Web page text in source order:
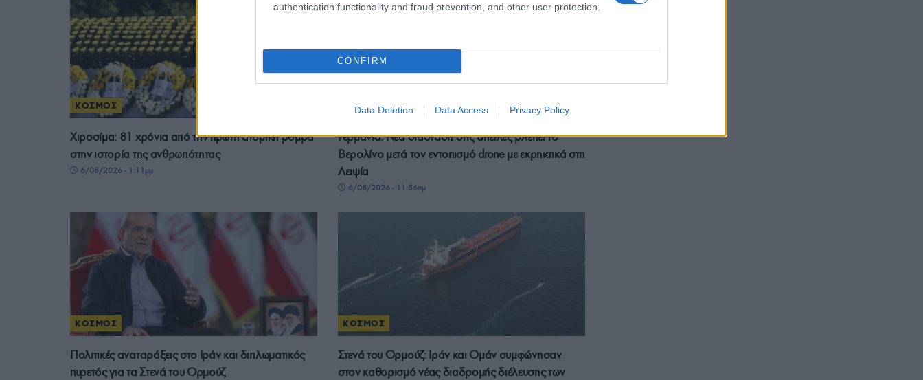
authentication functionality and fraud prevention, and other user protection.
CONFIRM
Data Deletion Data Access Privacy Policy
ΚΟΣΜΟΣ
Χιροσίμα: 81 χρόνια από την πρώτη ατομική βόμβα
στην ιστορία της ανθρωπότητας
6/08/2026 - 1:11μμ
ΚΟΣΜΟΣ
Γερμανία: Νέα διάσταση στις απειλές βλέπει το
Βερολίνο μετά τον εντοπισμό drone με εκρηκτικά στη
Λειψία
6/08/2026 - 11:56πμ
ΚΟΣΜΟΣ
Πολιτικές αναταράξεις στο Ιράν και διπλωματικός
πυρετός για τα Στενά του Ορμούζ
ΚΟΣΜΟΣ
Στενά του Ορμούζ: Ιράν και Ομάν συμφώνησαν
στον καθορισμό νέας διαδρομής διέλευσης των